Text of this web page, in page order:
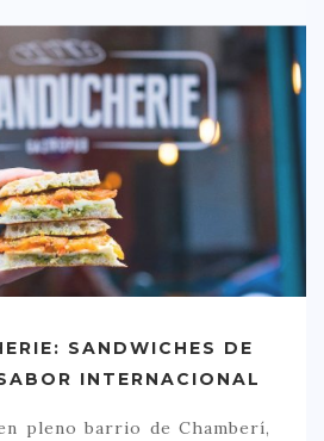
SANDWICHES DE
INTERNACIONAL
pleno barrio de Chamberí,